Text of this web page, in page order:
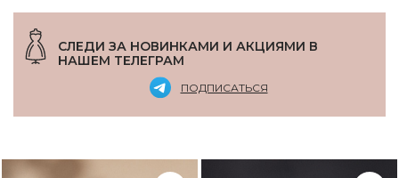
СЛЕДИ ЗА НОВИНКАМИ И АКЦИЯМИ В
НАШЕМ ТЕЛЕГРАМ
ПОДПИСАТЬСЯ